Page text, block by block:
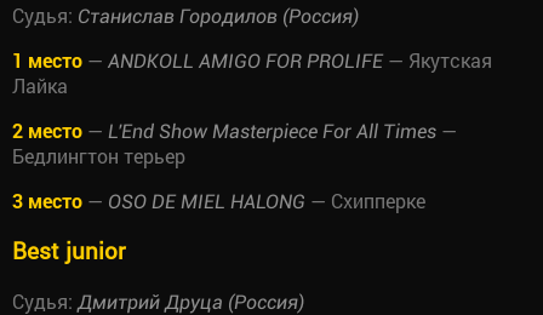
Судья: Станислав Городилов (Россия)
1 место — ANDKOLL AMIGO FOR PROLIFE — Якутская
Лайка
2 место — L'End Show Masterpiece For All Times —
Бедлингтон терьер
3 место — OSO DE MIEL HALONG — Схипперке
Best junior
Судья: Дмитрий Друца (Россия)